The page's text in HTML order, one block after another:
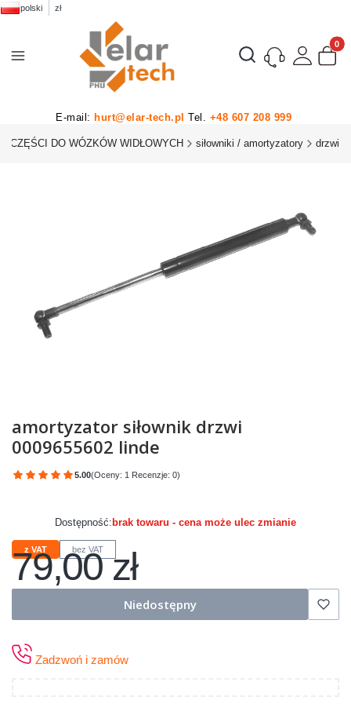
polski zł
Otwórz wyszukiwarkę
E-mail: hurt@elar-tech.pl Tel. +48 607 208 999
CZĘŚCI DO WÓZKÓW WIDŁOWYCH siłowniki / amortyzatory drzwi
amortyzator siłownik drzwi
0009655602 linde
5.00(Oceny: 1 Recenzje: 0)
Przejdź do sekcji Opinie
Dostępność:brak towaru - cena może ulec zmianie
z VAT bez VAT
Cena
79,00 zł
Niedostępny
Zadzwoń i zamów